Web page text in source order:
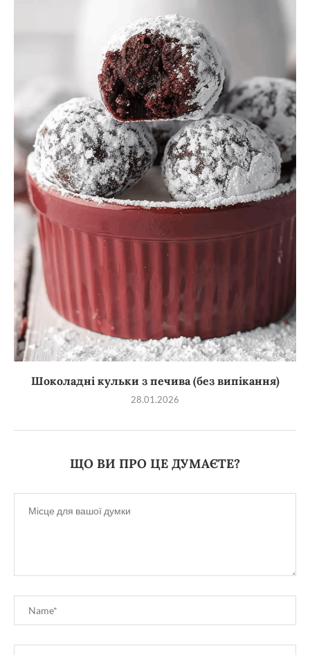
Шоколадні кульки з печива (без випікання)
28.01.2026
ЩО ВИ ПРО ЦЕ ДУМАЄТЕ?